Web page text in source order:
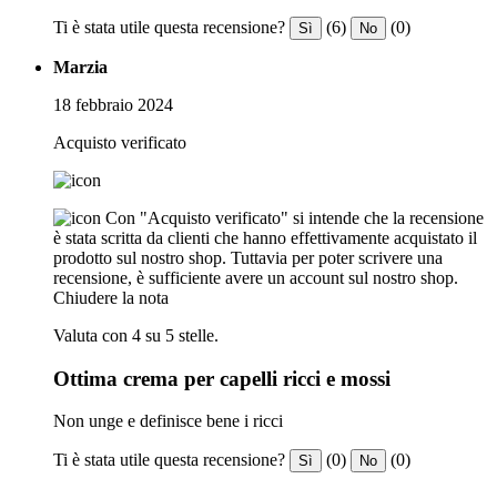
Ti è stata utile questa recensione? Sì (6) No (0)
Marzia
18 febbraio 2024
Acquisto verificato
Con "Acquisto verificato" si intende che la recensione
è stata scritta da clienti che hanno effettivamente acquistato il
prodotto sul nostro shop. Tuttavia per poter scrivere una
recensione, è sufficiente avere un account sul nostro shop.
Chiudere la nota
Valuta con 4 su 5 stelle.
Ottima crema per capelli ricci e mossi
Non unge e definisce bene i ricci
Ti è stata utile questa recensione? Sì (0) No (0)